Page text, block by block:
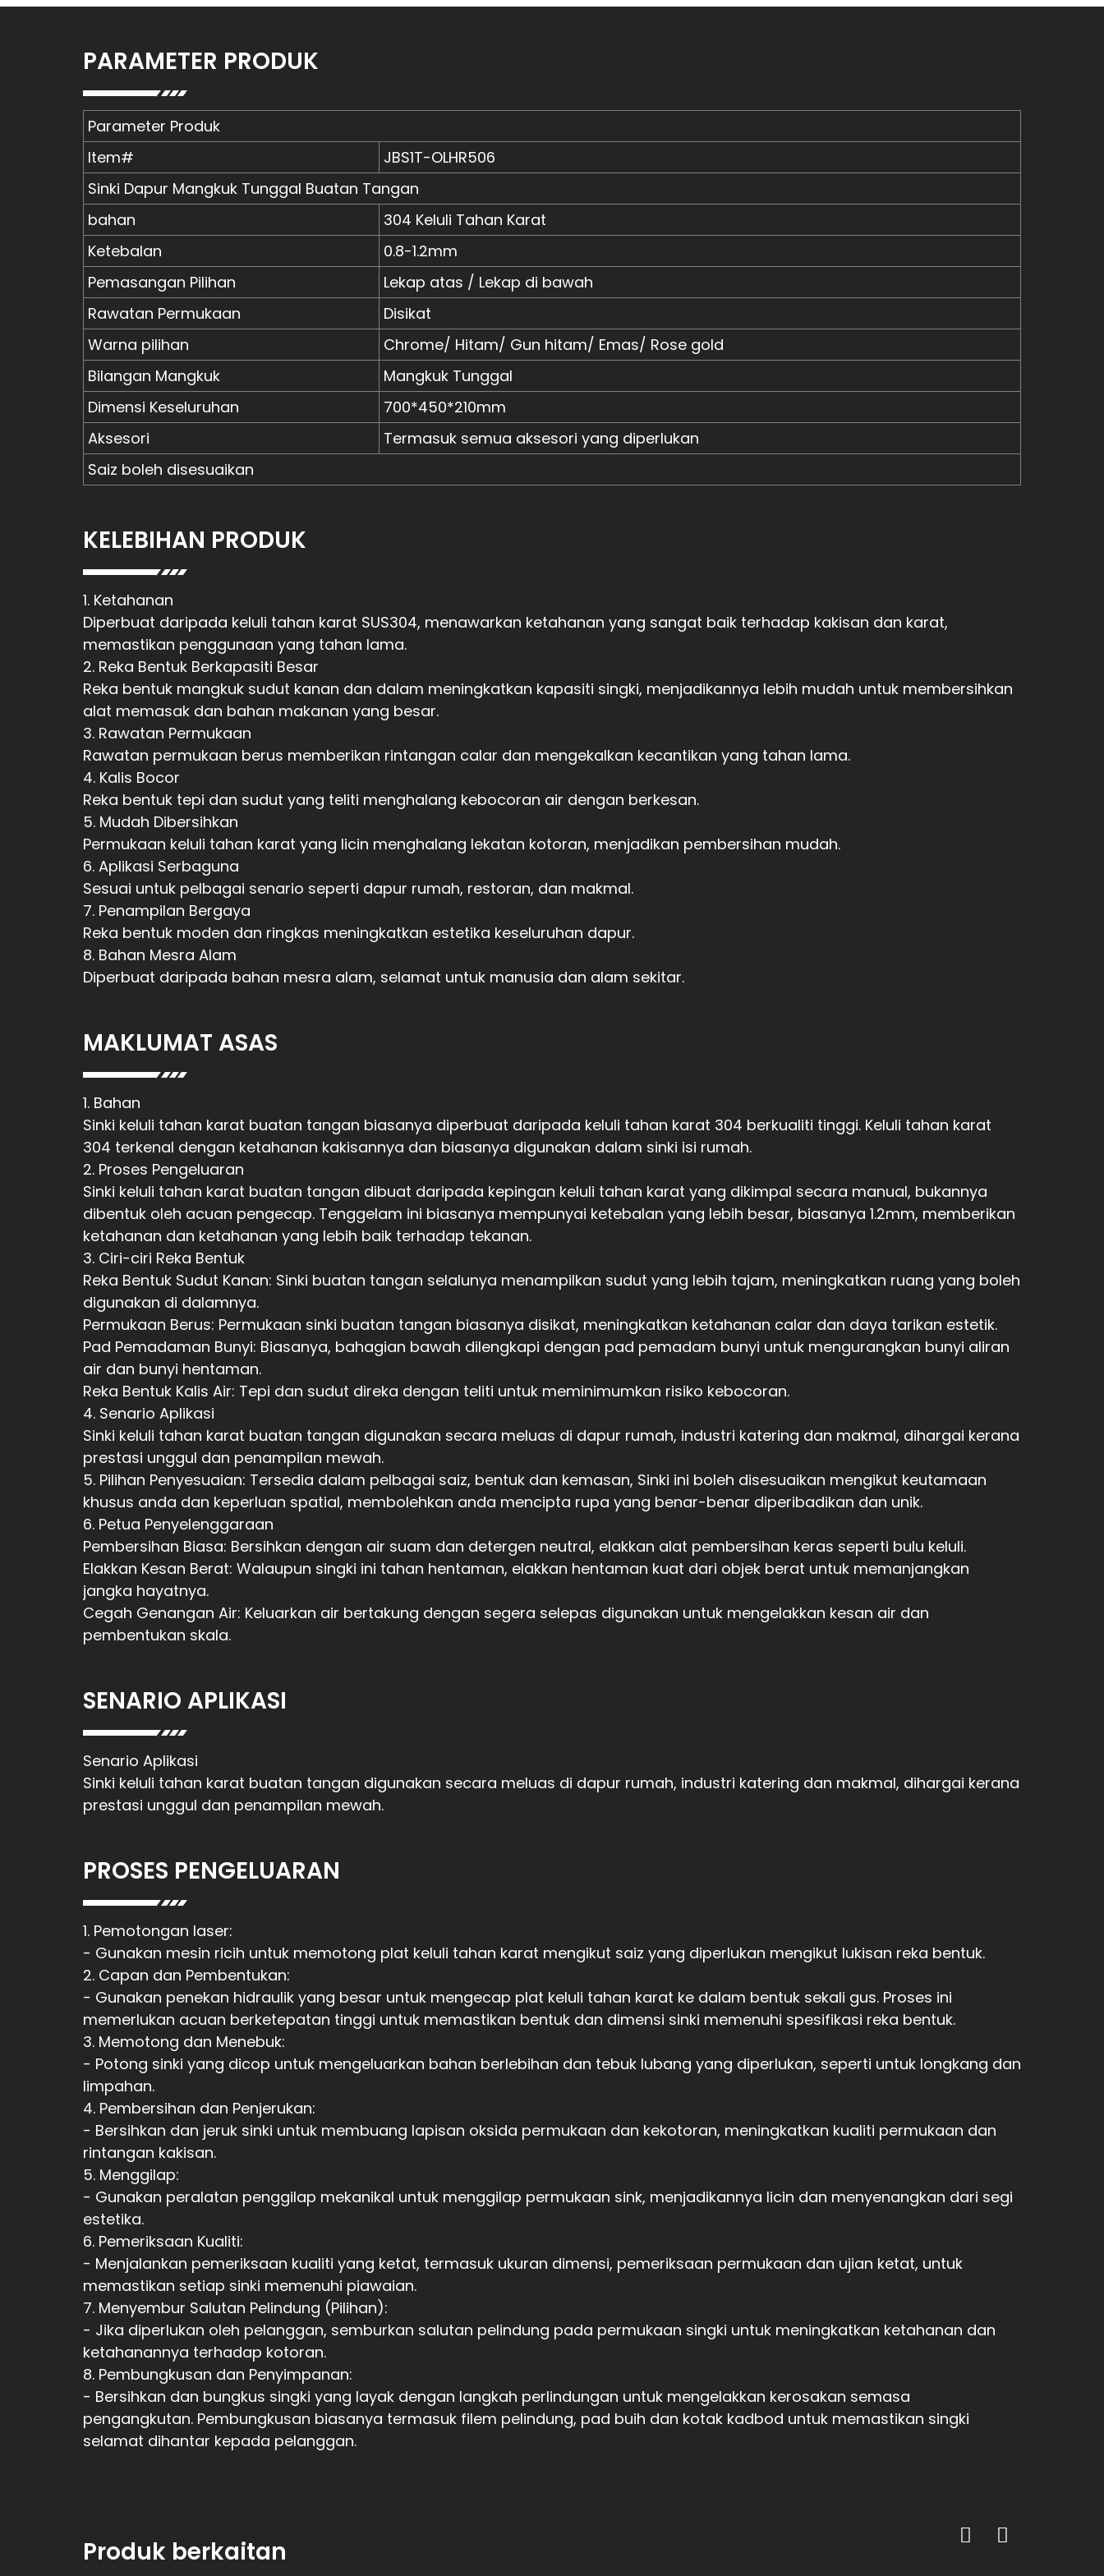
PARAMETER PRODUK
Parameter Produk
Item#
JBS1T-OLHR506
Sinki Dapur Mangkuk Tunggal Buatan Tangan
bahan
304 Keluli Tahan Karat
Ketebalan
0.8-1.2mm
Pemasangan Pilihan
Lekap atas / Lekap di bawah
Rawatan Permukaan
Disikat
Warna pilihan
Chrome/ Hitam/ Gun hitam/ Emas/ Rose gold
Bilangan Mangkuk
Mangkuk Tunggal
Dimensi Keseluruhan
700*450*210mm
Aksesori
Termasuk semua aksesori yang diperlukan
Saiz boleh disesuaikan
KELEBIHAN PRODUK
1. Ketahanan
Diperbuat daripada keluli tahan karat SUS304, menawarkan ketahanan yang sangat baik terhadap kakisan dan karat,
memastikan penggunaan yang tahan lama.
2. Reka Bentuk Berkapasiti Besar
Reka bentuk mangkuk sudut kanan dan dalam meningkatkan kapasiti singki, menjadikannya lebih mudah untuk membersihkan
alat memasak dan bahan makanan yang besar.
3. Rawatan Permukaan
Rawatan permukaan berus memberikan rintangan calar dan mengekalkan kecantikan yang tahan lama.
4. Kalis Bocor
Reka bentuk tepi dan sudut yang teliti menghalang kebocoran air dengan berkesan.
5. Mudah Dibersihkan
Permukaan keluli tahan karat yang licin menghalang lekatan kotoran, menjadikan pembersihan mudah.
6. Aplikasi Serbaguna
Sesuai untuk pelbagai senario seperti dapur rumah, restoran, dan makmal.
7. Penampilan Bergaya
Reka bentuk moden dan ringkas meningkatkan estetika keseluruhan dapur.
8. Bahan Mesra Alam
Diperbuat daripada bahan mesra alam, selamat untuk manusia dan alam sekitar.
MAKLUMAT ASAS
1. Bahan
Sinki keluli tahan karat buatan tangan biasanya diperbuat daripada keluli tahan karat 304 berkualiti tinggi. Keluli tahan karat
304 terkenal dengan ketahanan kakisannya dan biasanya digunakan dalam sinki isi rumah.
2. Proses Pengeluaran
Sinki keluli tahan karat buatan tangan dibuat daripada kepingan keluli tahan karat yang dikimpal secara manual, bukannya
dibentuk oleh acuan pengecap. Tenggelam ini biasanya mempunyai ketebalan yang lebih besar, biasanya 1.2mm, memberikan
ketahanan dan ketahanan yang lebih baik terhadap tekanan.
3. Ciri-ciri Reka Bentuk
Reka Bentuk Sudut Kanan: Sinki buatan tangan selalunya menampilkan sudut yang lebih tajam, meningkatkan ruang yang boleh
digunakan di dalamnya.
Permukaan Berus: Permukaan sinki buatan tangan biasanya disikat, meningkatkan ketahanan calar dan daya tarikan estetik.
Pad Pemadaman Bunyi: Biasanya, bahagian bawah dilengkapi dengan pad pemadam bunyi untuk mengurangkan bunyi aliran
air dan bunyi hentaman.
Reka Bentuk Kalis Air: Tepi dan sudut direka dengan teliti untuk meminimumkan risiko kebocoran.
4. Senario Aplikasi
Sinki keluli tahan karat buatan tangan digunakan secara meluas di dapur rumah, industri katering dan makmal, dihargai kerana
prestasi unggul dan penampilan mewah.
5. Pilihan Penyesuaian: Tersedia dalam pelbagai saiz, bentuk dan kemasan, Sinki ini boleh disesuaikan mengikut keutamaan
khusus anda dan keperluan spatial, membolehkan anda mencipta rupa yang benar-benar diperibadikan dan unik.
6. Petua Penyelenggaraan
Pembersihan Biasa: Bersihkan dengan air suam dan detergen neutral, elakkan alat pembersihan keras seperti bulu keluli.
Elakkan Kesan Berat: Walaupun singki ini tahan hentaman, elakkan hentaman kuat dari objek berat untuk memanjangkan
jangka hayatnya.
Cegah Genangan Air: Keluarkan air bertakung dengan segera selepas digunakan untuk mengelakkan kesan air dan
pembentukan skala.
SENARIO APLIKASI
Senario Aplikasi
Sinki keluli tahan karat buatan tangan digunakan secara meluas di dapur rumah, industri katering dan makmal, dihargai kerana
prestasi unggul dan penampilan mewah.
PROSES PENGELUARAN
1. Pemotongan laser:
- Gunakan mesin ricih untuk memotong plat keluli tahan karat mengikut saiz yang diperlukan mengikut lukisan reka bentuk.
2. Capan dan Pembentukan:
- Gunakan penekan hidraulik yang besar untuk mengecap plat keluli tahan karat ke dalam bentuk sekali gus. Proses ini
memerlukan acuan berketepatan tinggi untuk memastikan bentuk dan dimensi sinki memenuhi spesifikasi reka bentuk.
3. Memotong dan Menebuk:
- Potong sinki yang dicop untuk mengeluarkan bahan berlebihan dan tebuk lubang yang diperlukan, seperti untuk longkang dan
limpahan.
4. Pembersihan dan Penjerukan:
- Bersihkan dan jeruk sinki untuk membuang lapisan oksida permukaan dan kekotoran, meningkatkan kualiti permukaan dan
rintangan kakisan.
5. Menggilap:
- Gunakan peralatan penggilap mekanikal untuk menggilap permukaan sink, menjadikannya licin dan menyenangkan dari segi
estetika.
6. Pemeriksaan Kualiti:
- Menjalankan pemeriksaan kualiti yang ketat, termasuk ukuran dimensi, pemeriksaan permukaan dan ujian ketat, untuk
memastikan setiap sinki memenuhi piawaian.
7. Menyembur Salutan Pelindung (Pilihan):
- Jika diperlukan oleh pelanggan, semburkan salutan pelindung pada permukaan singki untuk meningkatkan ketahanan dan
ketahanannya terhadap kotoran.
8. Pembungkusan dan Penyimpanan:
- Bersihkan dan bungkus singki yang layak dengan langkah perlindungan untuk mengelakkan kerosakan semasa
pengangkutan. Pembungkusan biasanya termasuk filem pelindung, pad buih dan kotak kadbod untuk memastikan singki
selamat dihantar kepada pelanggan.
Produk berkaitan